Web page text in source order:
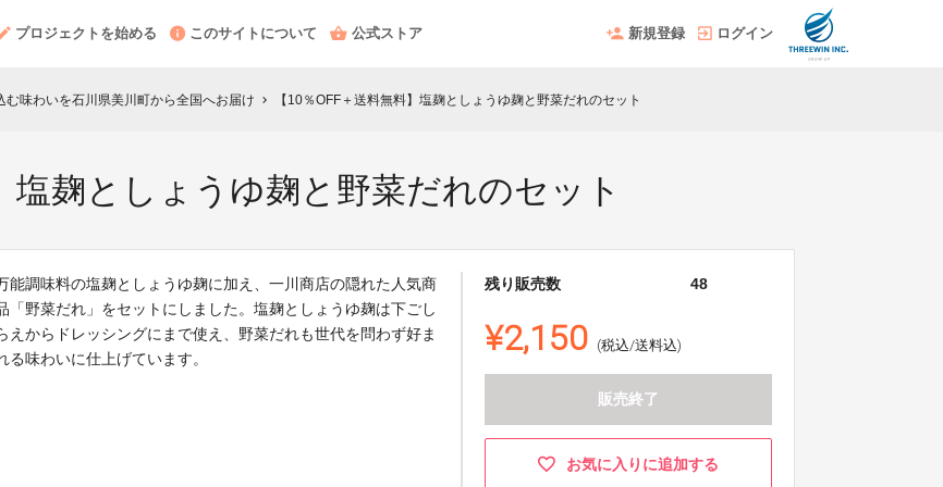
プロジェクトを始める このサイトについて 公式ストア 新規登録 ログイン
む味わいを石川県美川町から全国へお届け chevron_right 【10％OFF＋送料無料】塩麹としょうゆ麹と野菜だれのセット
塩麹としょうゆ麹と野菜だれのセット
能調味料の塩麹としょうゆ麹に加え、一川商店の隠れた人気商
「野菜だれ」をセットにしました。塩麹としょうゆ麹は下ごし
えからドレッシングにまで使え、野菜だれも世代を問わず好ま
る味わいに仕上げています。
残り販売数 48
¥2,150 (税込/送料込)
販売終了
お気に入りに追加する